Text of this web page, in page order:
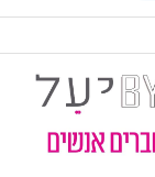
ותשלומים
מיסוי מורכבים •
• יצירת,
שוטפת מול
ומעריכי שווי